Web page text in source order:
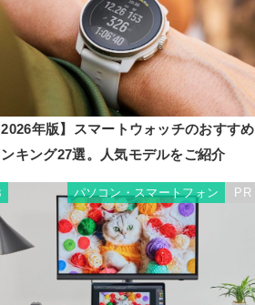
年版】スマートウォッチのおすすめ
キング27選。人気モデルをご紹介
パソコン・スマートフォン PR